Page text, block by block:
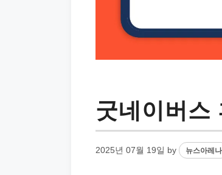
굿네이버스
2025년 07월 19일 by 뉴스아레나